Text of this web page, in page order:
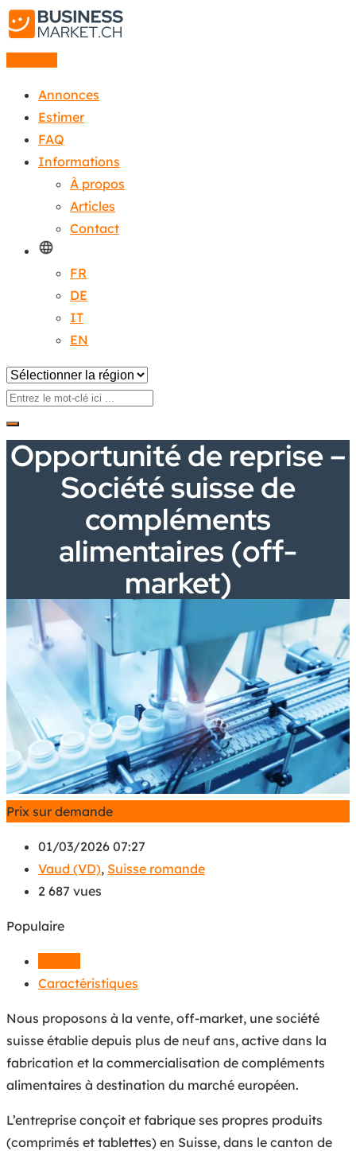
Annonces
Estimer
FAQ
Informations
À propos
Articles
Contact
FR
DE
IT
EN
Opportunité de reprise –
Société suisse de
compléments
alimentaires (off-
market)
Prix sur demande
01/03/2026 07:27
Vaud (VD), Suisse romande
2 687 vues
Populaire
Caractéristiques
Nous proposons à la vente, off-market, une société
suisse établie depuis plus de neuf ans, active dans la
fabrication et la commercialisation de compléments
alimentaires à destination du marché européen.
L’entreprise conçoit et fabrique ses propres produits
(comprimés et tablettes) en Suisse, dans le canton de